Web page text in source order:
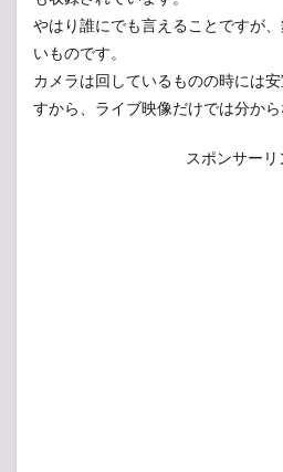
やはり誰にでも言えることですが
いものです。
カメラは回しているものの時には
すから、ライブ映像だけでは分から
スポンサーリ